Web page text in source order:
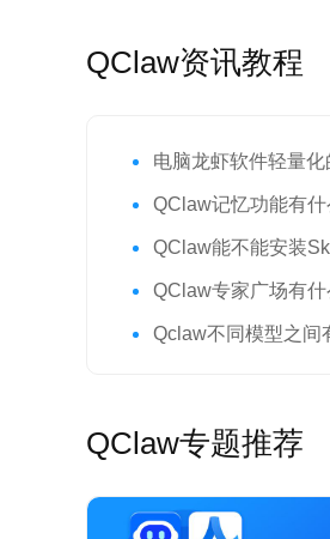
QClaw资讯教程
电脑龙虾软件轻量化的
QClaw记忆功能有
QClaw能不能安装
QClaw专家广场有
Qclaw不同模型之间
QClaw专题推荐